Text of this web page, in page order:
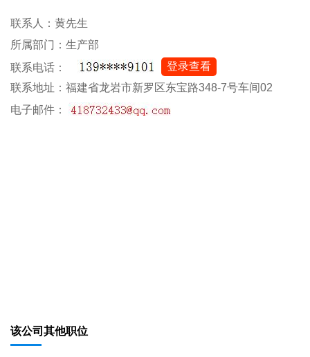
联系人：黄先生
所属部门：生产部
联系电话：
登录查看
联系地址：福建省龙岩市新罗区东宝路348-7号车间02
电子邮件：
该公司其他职位